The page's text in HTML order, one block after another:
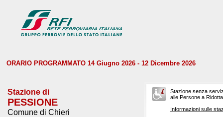
ORARIO PROGRAMMATO 14 Giugno 2026 - 12 Dicembre 2026
Stazione di
PESSIONE
Comune di Chieri
Stazione senza
alle Persone a
Informazioni sulle